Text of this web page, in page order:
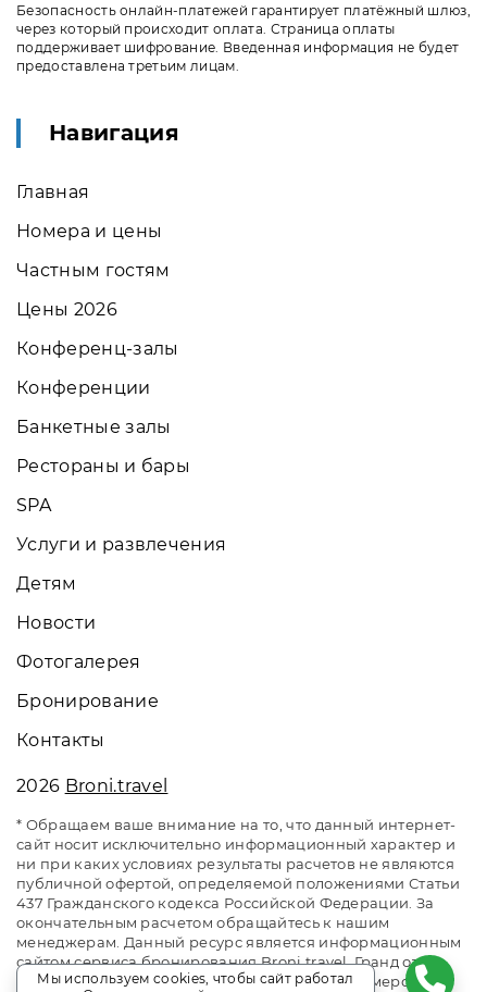
Безопасность онлайн-платежей гарантирует платёжный шлюз,
через который происходит оплата. Страница оплаты
поддерживает шифрование. Введенная информация не будет
предоставлена третьим лицам.
Навигация
Главная
Номера и цены
Частным гостям
Цены 2026
Конференц-залы
Конференции
Банкетные залы
Рестораны и бары
SPA
Услуги и развлечения
Детям
Новости
Фотогалерея
Бронирование
Контакты
2026 Broni.travel
* Обращаем ваше внимание на то, что данный интернет-
сайт носит исключительно информационный характер и
ни при каких условиях результаты расчетов не являются
публичной офертой, определяемой положениями Статьи
437 Гражданского кодекса Российской Федерации. За
окончательным расчетом обращайтесь к нашим
менеджерам. Данный ресурс является информационным
сайтом сервиса бронирования Broni.travel. Гранд отель
«Жемчужина». Сайт онлайн бронирования номеров.
Мы используем cookies, чтобы сайт работал